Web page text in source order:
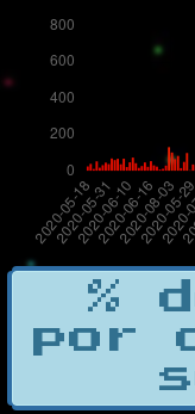
%
por